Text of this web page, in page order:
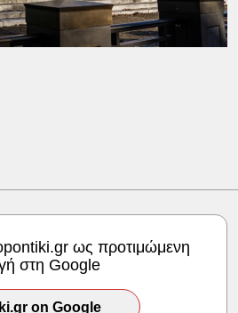
ως προτιμώμενη
στη Google
on Google